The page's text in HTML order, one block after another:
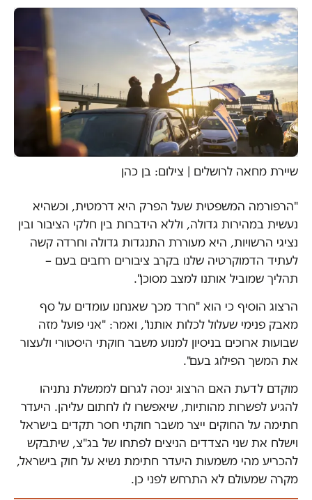
שיירת מחאה לרושלים | צילום: בן כהן
"הרפורמה המשפטית שעל הפרק היא דרמטית, וכשהיא
נעשית במהירות גדולה, וללא הידברות בין חלקי הציבור ובין
נציגי הרשויות, היא מעוררת התנגדות גדולה וחרדה קשה
לעתיד הדמוקרטיה שלנו בקרב ציבורים רחבים בעם –
תהליך שמוביל אותנו למצב מסוכן".
הרצוג הוסיף כי הוא "חרד מכך שאנחנו עומדים על סף
מאבק פנימי שעלול לכלות אותנו", ואמר: "אני פועל מזה
שבועות ארוכים בניסיון למנוע משבר חוקתי היסטורי ולעצור
את המשך הפילוג בעם".
מוקדם לדעת האם הרצוג ינסה לגרום לממשלת נתניהו
להגיע לפשרות מהותיות, שיאפשרו לו לחתום עליהן. היעדר
חתימה על החוקים ייצר משבר חוקתי חסר תקדים בישראל
וישלח את שני הצדדים הניצים לפתחו של בג"צ, שיתבקש
להכריע מהי משמעות היעדר חתימת נשיא על חוק בישראל,
מקרה שמעולם לא התרחש לפני כן.